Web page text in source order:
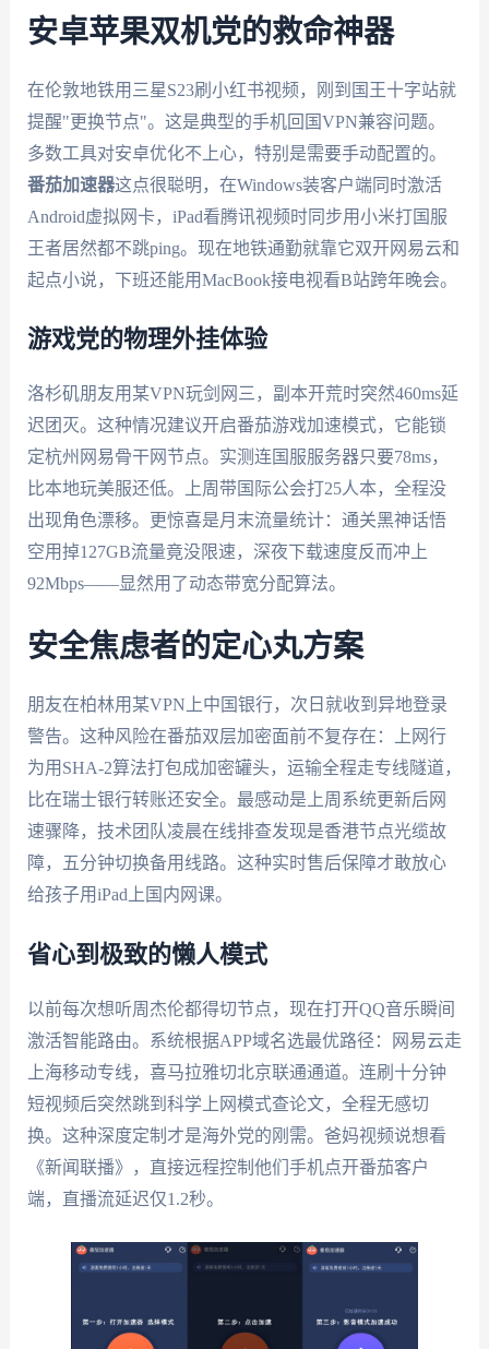
安卓苹果双机党的救命神器
在伦敦地铁用三星S23刷小红书视频，刚到国王十字站就
提醒"更换节点"。这是典型的手机回国VPN兼容问题。
多数工具对安卓优化不上心，特别是需要手动配置的。
番茄加速器这点很聪明，在Windows装客户端同时激活
Android虚拟网卡，iPad看腾讯视频时同步用小米打国服
王者居然都不跳ping。现在地铁通勤就靠它双开网易云和
起点小说，下班还能用MacBook接电视看B站跨年晚会。
游戏党的物理外挂体验
洛杉矶朋友用某VPN玩剑网三，副本开荒时突然460ms延
迟团灭。这种情况建议开启番茄游戏加速模式，它能锁
定杭州网易骨干网节点。实测连国服服务器只要78ms，
比本地玩美服还低。上周带国际公会打25人本，全程没
出现角色漂移。更惊喜是月末流量统计：通关黑神话悟
空用掉127GB流量竟没限速，深夜下载速度反而冲上
92Mbps——显然用了动态带宽分配算法。
安全焦虑者的定心丸方案
朋友在柏林用某VPN上中国银行，次日就收到异地登录
警告。这种风险在番茄双层加密面前不复存在：上网行
为用SHA-2算法打包成加密罐头，运输全程走专线隧道，
比在瑞士银行转账还安全。最感动是上周系统更新后网
速骤降，技术团队凌晨在线排查发现是香港节点光缆故
障，五分钟切换备用线路。这种实时售后保障才敢放心
给孩子用iPad上国内网课。
省心到极致的懒人模式
以前每次想听周杰伦都得切节点，现在打开QQ音乐瞬间
激活智能路由。系统根据APP域名选最优路径：网易云走
上海移动专线，喜马拉雅切北京联通通道。连刷十分钟
短视频后突然跳到科学上网模式查论文，全程无感切
换。这种深度定制才是海外党的刚需。爸妈视频说想看
《新闻联播》，直接远程控制他们手机点开番茄客户
端，直播流延迟仅1.2秒。